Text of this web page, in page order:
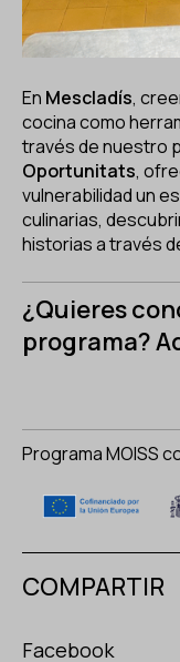
En Mescladís,
cocina como
través de nuestro
Oportunitats,
vulnerabilidad un
culinarias,
historias a través
¿Quieres
programa?
Programa MOISS
COMPARTIR
Facebook